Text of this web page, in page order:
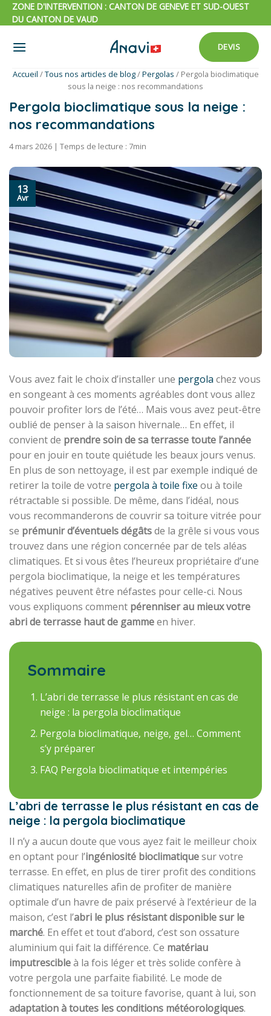
Passer
au
ZONE D'INTERVENTION : CANTON DE GENEVE ET SUD-OUEST
DU CANTON DE VAUD
DEVIS
Accueil /Tous nos articles de blog/Pergolas / Pergola bioclimatique
sous la neige : nos recommandations
Pergola bioclimatique sous la neige :
nos recommandations
4 mars 2026 | Temps de lecture : 7min
13
Avr
Vous avez fait le choix d’installer une pergola chez vous
en songeant à ces moments agréables dont vous allez
pouvoir profiter lors de l’été… Mais vous avez peut-être
oublié de penser à la saison hivernale… En effet, il
convient de prendre soin de sa terrasse toute l’année
pour en jouir en toute quiétude les beaux jours venus.
En plus de son nettoyage, il est par exemple indiqué de
retirer la toile de votre pergola à toile fixe ou à toile
rétractable si possible. De même, dans l’idéal, nous
vous recommanderons de couvrir sa toiture vitrée pour
se prémunir d’éventuels dégâtsde la grêle si vous vous
trouvez dans une région concernée par de tels aléas
climatiques. Et si vous êtes l’heureux propriétaire d’une
pergola bioclimatique, la neige et les températures
négatives peuvent être néfastes pour celle-ci. Nous
vous expliquons comment pérenniser au mieux votre
abri de terrasse haut de gammeen hiver.
Sommaire
L’abri de terrasse le plus résistant en cas de
neige : la pergola bioclimatique
Pergola bioclimatique, neige, gel… Comment
s’y préparer
FAQ Pergola bioclimatique et intempéries
L’abri de terrasse le plus résistant en cas de
neige : la pergola bioclimatique
Il n’y a aucun doute que vous ayez fait le meilleur choix
en optant pour l’ingéniosité bioclimatiquesur votre
terrasse. En effet, en plus de tirer profit des conditions
climatiques naturelles afin de profiter de manière
optimale d’un havre de paix préservé à l’extérieur de la
maison, c’est l’abri le plus résistant disponible sur le
marché. En effet et tout d’abord, c’est son ossature
aluminium qui fait la différence. Ce matériau
imputrescibleà la fois léger et très solide confère à
votre pergola une parfaite fiabilité. Le mode de
fonctionnement de sa toiture favorise, quant à lui, son
adaptation à toutes les conditions météorologiques.